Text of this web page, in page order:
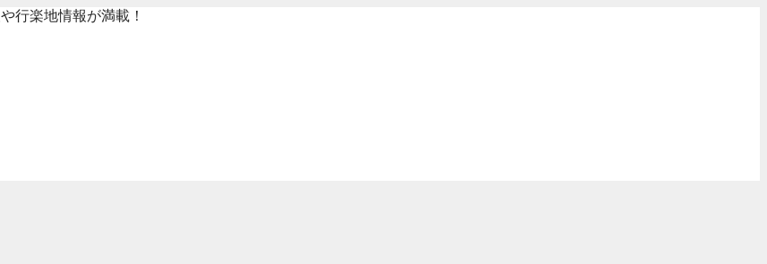
行楽地情報が満載！